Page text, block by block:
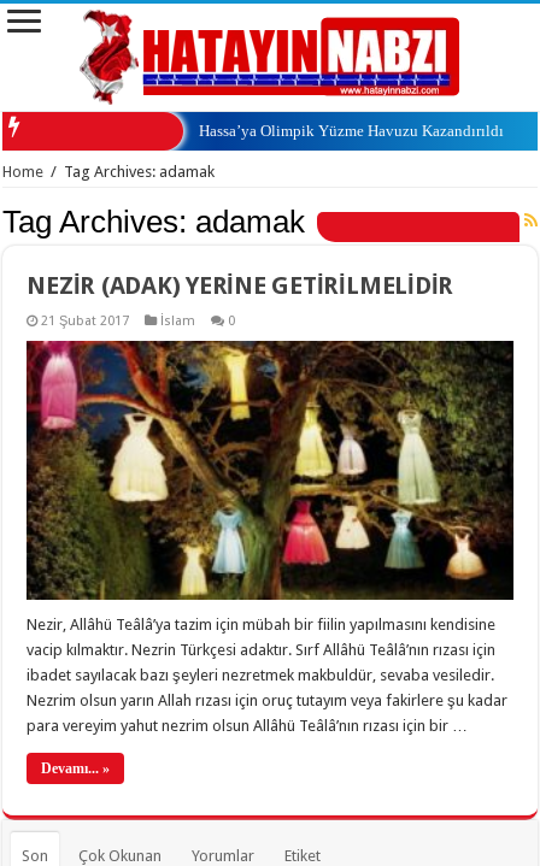
Hassa’ya Olimpik Yüzme Havuzu Kazandırıldı
Home / Tag Archives: adamak
Tag Archives: adamak
NEZİR (ADAK) YERİNE GETİRİLMELİDİR
21 Şubat 2017 İslam 0
Nezir, Allâhü Teâlâ’ya tazim için mübah bir fiilin yapılmasını kendisine
vacip kılmaktır. Nezrin Türkçesi adaktır. Sırf Allâhü Teâlâ’nın rızası için
ibadet sayılacak bazı şeyleri nezretmek makbuldür, sevaba vesiledir.
Nezrim olsun yarın Allah rızası için oruç tutayım veya fakirlere şu kadar
para vereyim yahut nezrim olsun Allâhü Teâlâ’nın rızası için bir …
Devamı... »
Son Çok Okunan Yorumlar Etiket